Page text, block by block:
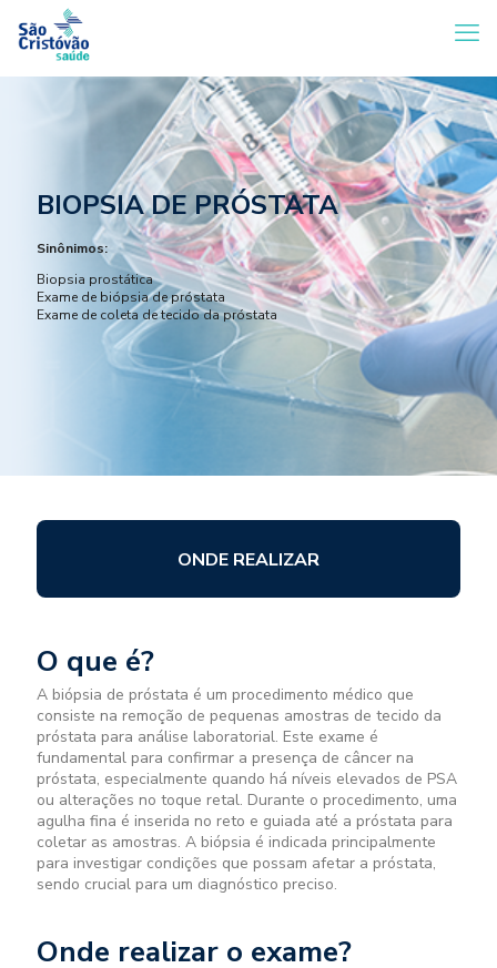
BIOPSIA DE PRÓSTATA
Sinônimos:
Biopsia prostática
Exame de biópsia de próstata
Exame de coleta de tecido da próstata
ONDE REALIZAR
O que é?
A biópsia de próstata é um procedimento médico que
consiste na remoção de pequenas amostras de tecido da
próstata para análise laboratorial. Este exame é
fundamental para confirmar a presença de câncer na
próstata, especialmente quando há níveis elevados de PSA
ou alterações no toque retal. Durante o procedimento, uma
agulha fina é inserida no reto e guiada até a próstata para
coletar as amostras. A biópsia é indicada principalmente
para investigar condições que possam afetar a próstata,
sendo crucial para um diagnóstico preciso.
Onde realizar o exame?